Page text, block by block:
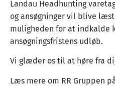
Landau Headhunting
og ansøgninger vil blive
muligheden for at indkalde
ansøgningsfristens udløb.
Vi glæder os til at høre fra
Læs mere om RR Gruppen